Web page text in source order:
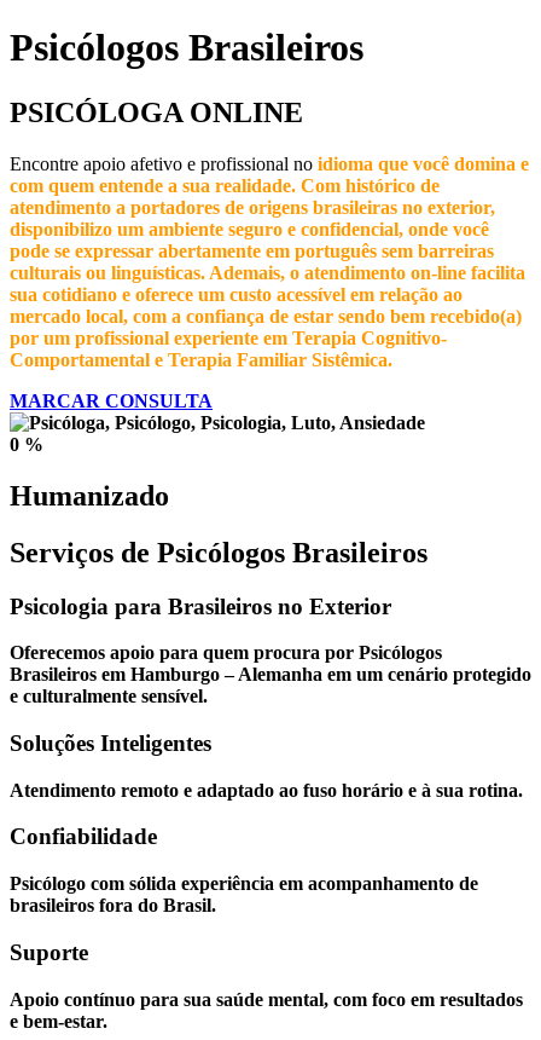
Psicólogos Brasileiros
PSICÓLOGA ONLINE
Encontre apoio afetivo e profissional no idioma que você domina e
com quem entende a sua realidade. Com histórico de
atendimento a portadores de origens brasileiras no exterior,
disponibilizo um ambiente seguro e confidencial, onde você
pode se expressar abertamente em português sem barreiras
culturais ou linguísticas. Ademais, o atendimento on-line facilita
sua cotidiano e oferece um custo acessível em relação ao
mercado local, com a confiança de estar sendo bem recebido(a)
por um profissional experiente em Terapia Cognitivo-
Comportamental e Terapia Familiar Sistêmica.
MARCAR CONSULTA
0 %
Humanizado
Serviços de Psicólogos Brasileiros
Psicologia para Brasileiros no Exterior
Oferecemos apoio para quem procura por Psicólogos
Brasileiros em Hamburgo – Alemanha em um cenário protegido
e culturalmente sensível.
Soluções Inteligentes
Atendimento remoto e adaptado ao fuso horário e à sua rotina.
Confiabilidade
Psicólogo com sólida experiência em acompanhamento de
brasileiros fora do Brasil.
Suporte
Apoio contínuo para sua saúde mental, com foco em resultados
e bem-estar.